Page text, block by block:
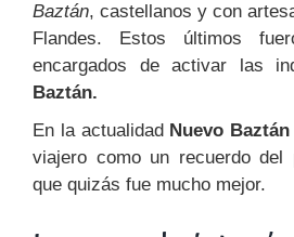
Baztán, castellanos y con
Flandes. Estos últimos
encargados de activar las
Baztán.
En la actualidad Nuevo Baztán
viajero como un recuerdo del
que quizás fue mucho mejor.